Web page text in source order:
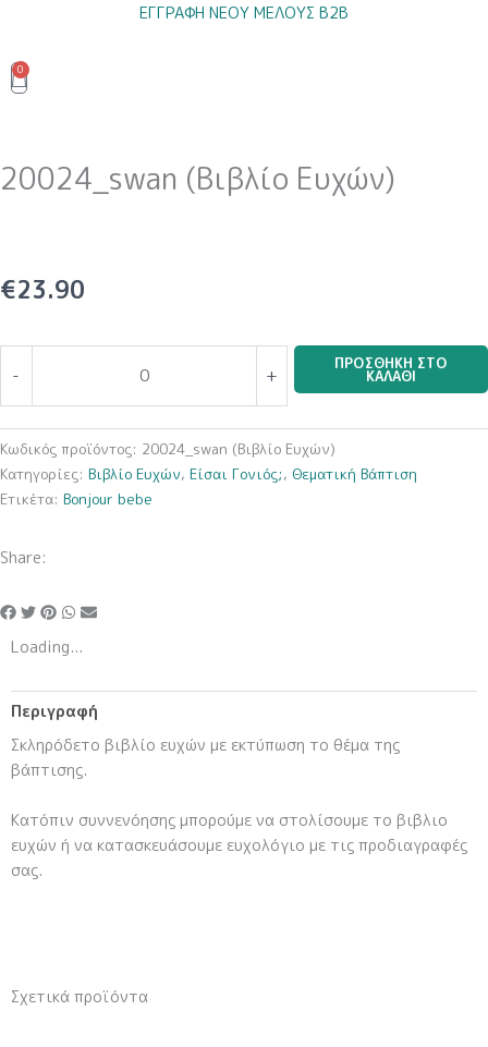
περιεχόμενο
ΕΓΓΡΑΦΗ ΝΕΟΥ ΜΕΛΟΥΣ B2B
0
Cart
20024_swan (Βιβλίο Ευχών)
€23.90
-
(Βιβλίο
Ευχών)
ποσότητα
+
ΠΡΟΣΘΉΚΗ ΣΤΟ
ΚΑΛΆΘΙ
Κωδικός προϊόντος: 20024_swan (Βιβλίο Ευχών)
Κατηγορίες: Βιβλίο Ευχών, Είσαι Γονιός;, Θεματική Βάπτιση
Ετικέτα: Bonjour bebe
Share:
Loading...
Περιγραφή
Σκληρόδετο βιβλίο ευχών με εκτύπωση το θέμα της
βάπτισης.
Κατόπιν συννενόησης μπορούμε να στολίσουμε το βιβλιο
ευχών ή να κατασκευάσουμε ευχολόγιο με τις προδιαγραφές
σας.
Σχετικά προϊόντα